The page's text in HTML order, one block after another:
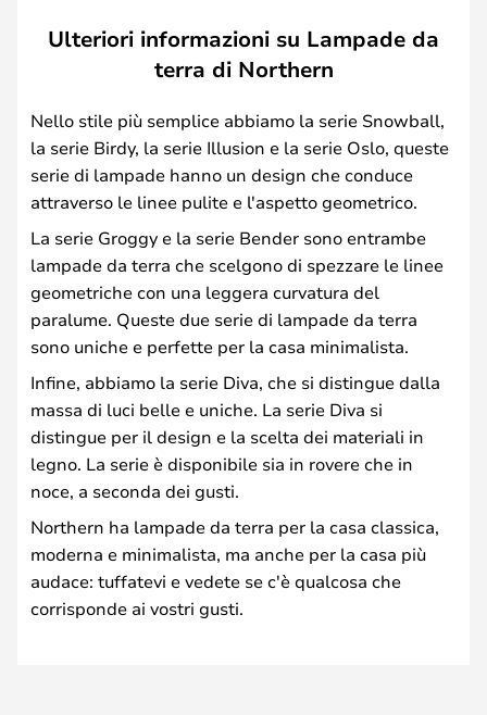
Ulteriori informazioni su Lampade da
terra di Northern
Nello stile più semplice abbiamo la serie Snowball,
la serie Birdy, la serie Illusion e la serie Oslo, queste
serie di lampade hanno un design che conduce
attraverso le linee pulite e l'aspetto geometrico.
La serie Groggy e la serie Bender sono entrambe
lampade da terra che scelgono di spezzare le linee
geometriche con una leggera curvatura del
paralume. Queste due serie di lampade da terra
sono uniche e perfette per la casa minimalista.
Infine, abbiamo la serie Diva, che si distingue dalla
massa di luci belle e uniche. La serie Diva si
distingue per il design e la scelta dei materiali in
legno. La serie è disponibile sia in rovere che in
noce, a seconda dei gusti.
Northern ha lampade da terra per la casa classica,
moderna e minimalista, ma anche per la casa più
audace: tuffatevi e vedete se c'è qualcosa che
corrisponde ai vostri gusti.